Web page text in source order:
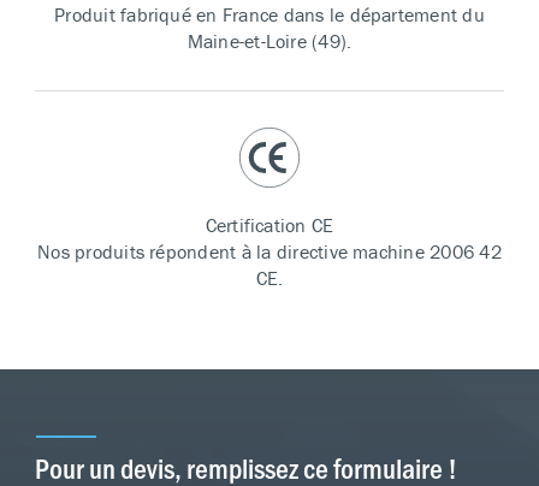
Produit fabriqué en France dans le département du
Maine-et-Loire (49).
Certification CE
Nos produits répondent à la directive machine 2006 42
CE.
Pour un devis, remplissez ce formulaire !